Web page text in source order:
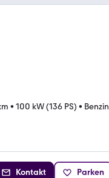
• 100 kW (136 PS) • Benzin
Kontakt Parken